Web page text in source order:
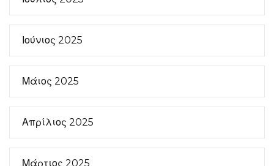
Ιούνιος 2025
Μάιος 2025
Απρίλιος 2025
Μάρτιος 2025